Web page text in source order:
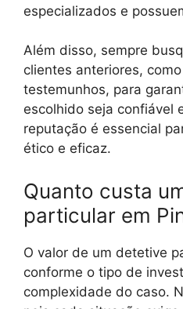
especializados e
Além disso, sempre
clientes anteriores,
testemunhos, para
escolhido seja confiável
reputação é essencial
ético e eficaz.
Quanto custa
particular em
O valor de um detetive
conforme o tipo de
complexidade do caso.